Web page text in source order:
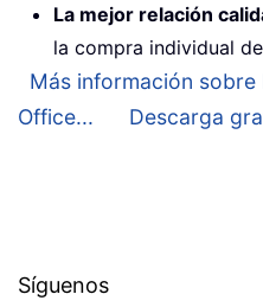
La mejor relación
la compra individual
Más información sobre
Office...
Descarga
Síguenos